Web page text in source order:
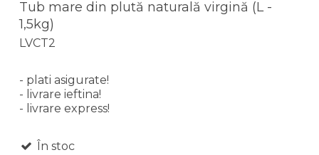
Tub mare din plută naturală virgină (L -
1,5kg)
LVCT2
- plati asigurate!
- livrare ieftina!
- livrare express!
În stoc